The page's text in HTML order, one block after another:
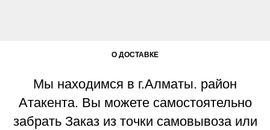
О ДОСТАВКЕ
Мы находимся в г.Алматы. район
Атакента. Вы можете самостоятельно
забрать Заказ из точки самовывоза или